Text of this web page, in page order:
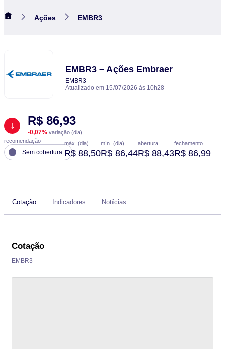
Ações EMBR3
EMBR3 – Ações Embraer
EMBR3
Atualizado em 15/07/2026 às 10h28
R$ 86,93
-0,07% variação (dia)
recomendação
Sem cobertura
máx. (dia)
R$ 88,50
mín. (dia)
R$ 86,44
abertura
R$ 88,43
fechamento
R$ 86,99
Cotação Indicadores Notícias
Cotação
EMBR3